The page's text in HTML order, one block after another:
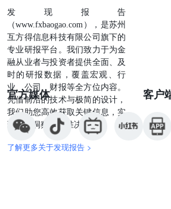
发现报告
（www.fxbaogao.com），是苏州
互方得信息科技有限公司旗下的
专业研报平台。我们致力于为金
融从业者与投资者提供全面、及
时的研报数据，覆盖宏观、行
业、公司、财报等全方位内容。
凭借前沿的技术与极简的设计，
我们助您高效获取关键信息，实
现深度洞察与精准决策。
了解更多关于发现报告 >
官方媒体 客户